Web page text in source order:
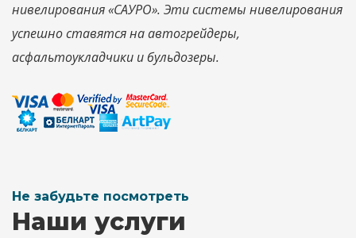
нивелирования «САУРО». Эти системы нивелирования
успешно ставятся на автогрейдеры,
асфальтоукладчики и бульдозеры.
Не забудьте посмотреть
Наши услуги